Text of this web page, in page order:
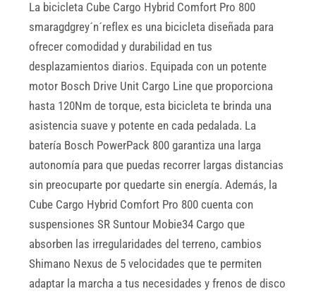
La bicicleta Cube Cargo Hybrid Comfort Pro 800
smaragdgrey´n´reflex es una bicicleta diseñada para
ofrecer comodidad y durabilidad en tus
desplazamientos diarios. Equipada con un potente
motor Bosch Drive Unit Cargo Line que proporciona
hasta 120Nm de torque, esta bicicleta te brinda una
asistencia suave y potente en cada pedalada. La
batería Bosch PowerPack 800 garantiza una larga
autonomía para que puedas recorrer largas distancias
sin preocuparte por quedarte sin energía. Además, la
Cube Cargo Hybrid Comfort Pro 800 cuenta con
suspensiones SR Suntour Mobie34 Cargo que
absorben las irregularidades del terreno, cambios
Shimano Nexus de 5 velocidades que te permiten
adaptar la marcha a tus necesidades y frenos de disco